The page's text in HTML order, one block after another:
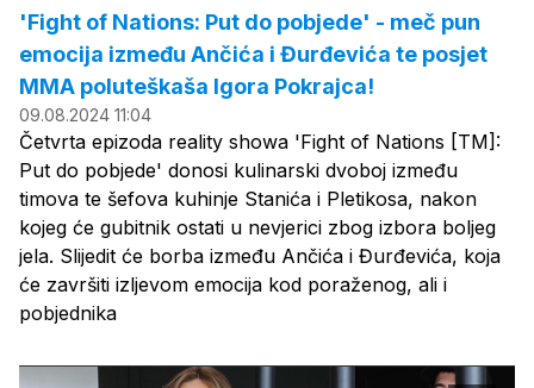
'Fight of Nations: Put do pobjede' - meč pun
emocija između Ančića i Đurđevića te posjet
MMA poluteškaša Igora Pokrajca!
09.08.2024 11:04
Četvrta epizoda reality showa 'Fight of Nations [TM]:
Put do pobjede' donosi kulinarski dvoboj između
timova te šefova kuhinje Stanića i Pletikosa, nakon
kojeg će gubitnik ostati u nevjerici zbog izbora boljeg
jela. Slijedit će borba između Ančića i Đurđevića, koja
će završiti izljevom emocija kod poraženog, ali i
pobjednika